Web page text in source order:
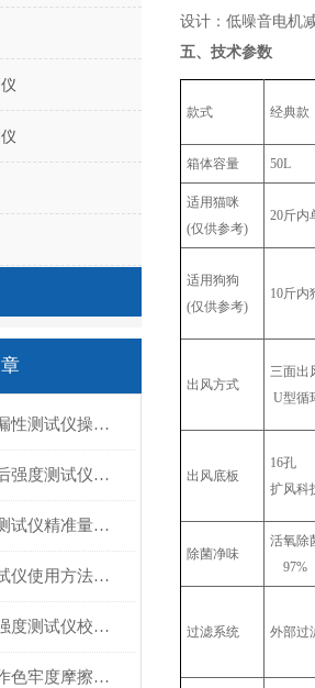
人工血管整体水渗漏性测试仪操作中最容易出错的步骤
人工血管反复穿刺后强度测试仪是什么？透析患者的“生命管“质量靠它把关！
注射针针尖刺穿力测试仪精准量化针尖锋利度，构筑临床安全防线
导尿管耐弯曲性测试仪使用方法与操作规范
人工血管探头破裂强度测试仪校准规范：精准赋能医疗安全的技术基准
教你怎样正确的操作色牢度摩擦测试机
设计‌：低噪音电机
五、技术参数
款式 经典款
箱体容量 50L
适用猫咪
(仅供参考)
20斤内
适用狗狗
(仅供参考)
10斤内
出风方式
三面出
U型循
出风底板
扩风科
除菌净味
活氧除
97%
过滤系统 外部过